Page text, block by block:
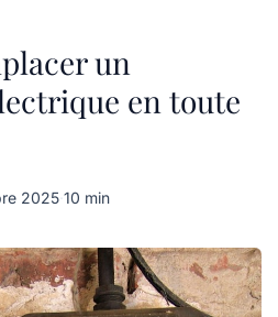
un
en toute
2025·10 min